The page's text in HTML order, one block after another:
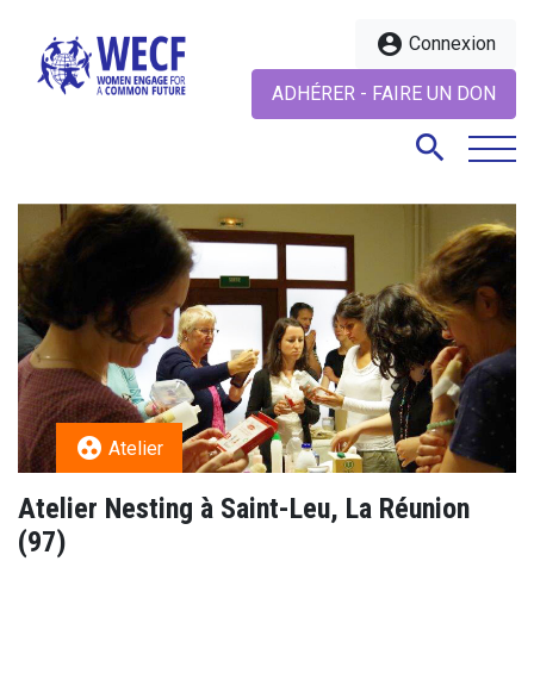
account_circle Connexion
ADHÉRER - FAIRE UN DON
search
search
group_work Atelier
Atelier Nesting à Saint-Leu, La Réunion
(97)